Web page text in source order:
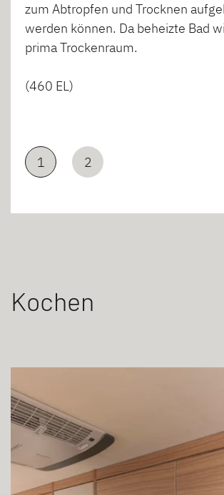
zum Abtropfen und Trocknen
werden können. Da beheizte Bad
prima Trockenraum.
(460 EL)
1 2
Kochen